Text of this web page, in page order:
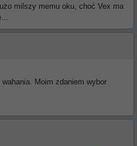
milszy memu oku, choć Vex ma
Moim zdaniem wybor